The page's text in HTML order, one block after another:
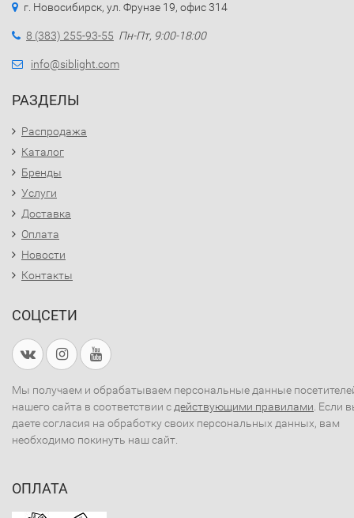
г. Новосибирск, ул. Фрунзе 19, офис 314
8 (383) 255-93-55 Пн-Пт, 9:00-18:00
info@siblight.com
РАЗДЕЛЫ
Распродажа
Каталог
Бренды
Услуги
Доставка
Оплата
Новости
Контакты
СОЦСЕТИ
Мы получаем и обрабатываем персональные данные
нашего сайта в соответствии с действующими правилами . Если
даете согласия на обработку своих персональных данных, вам
необходимо покинуть наш сайт.
ОПЛАТА